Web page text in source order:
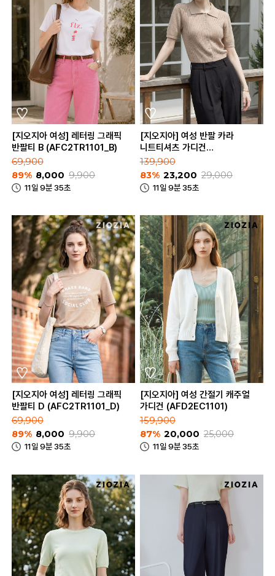
[지오지아 여성] 레터링 그래픽
반팔티 B (AFC2TR1101_B)
69,900
89% 8,000 9,900
11일 9분 35초
[지오지아] 여성 반팔 카라
니트티셔츠 가디건
(AFD2EC1102)
139,900
83% 23,200 29,000
11일 9분 35초
[지오지아 여성] 레터링 그래픽
반팔티 D (AFC2TR1101_D)
69,900
89% 8,000 9,900
11일 9분 35초
[지오지아] 여성 간절기 캐주얼
가디건 (AFD2EC1101)
159,900
87% 20,000 25,000
11일 9분 35초